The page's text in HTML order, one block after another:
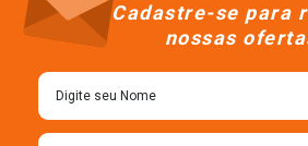
Cadastre-se para
nossas